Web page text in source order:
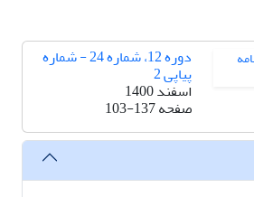
دوره 12، شماره 24 - شماره
پیاپی 2
اسفند 1400
صفحه103-137